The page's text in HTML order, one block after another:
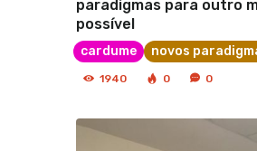
paradigmas para outro
possível
cardume novos
1940 0 0